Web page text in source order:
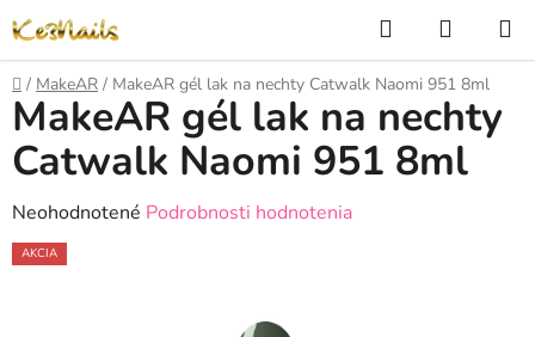
na
obsah
Hľadať
KOŠÍK
Domov
/ MakeAR / MakeAR gél lak na nechty Catwalk Naomi 951 8ml
MakeAR gél lak na nechty
Catwalk Naomi 951 8ml
Priemerné
hodnotenie
Neohodnotené Podrobnosti hodnotenia
AKCIA